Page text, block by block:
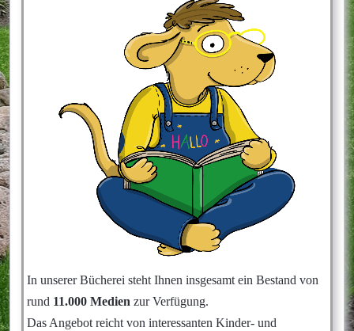
In unserer Bücherei steht Ihnen insgesamt ein Bestand von
rund 11.000 Medien zur Verfügung.
Das Angebot reicht von interessanten Kinder- und